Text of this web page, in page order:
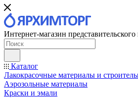
Интернет-магазин представительского
Каталог
Лакокрасочные материалы и
Аэрозольные материалы
Краски и эмали